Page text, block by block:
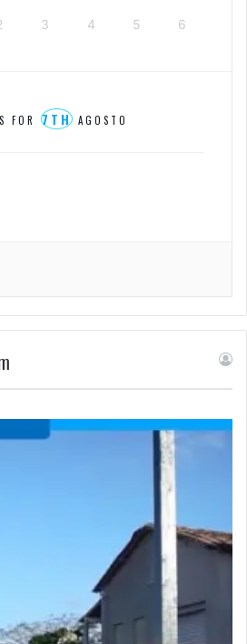
3 4 5 6
FOR 7THAGOSTO